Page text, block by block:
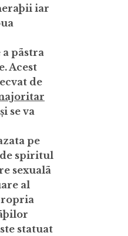
iar
pãstra
Acest
de
se va
pe
spiritul
sexualã
al
statuat